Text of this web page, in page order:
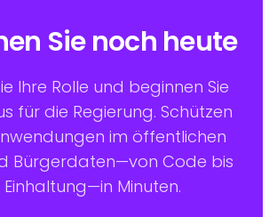
Sie noch heute
Ihre Rolle und beginnen Sie
für die Regierung. Schützen
im öffentlichen
Bürgerdaten—von Code bis
Einhaltung—in Minuten.